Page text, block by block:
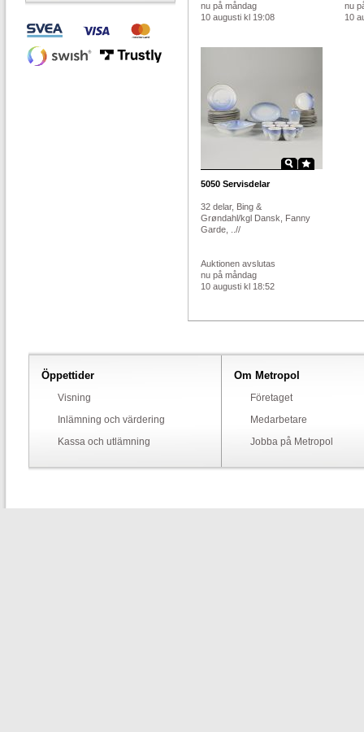
nu på måndag
10 augusti kl 19:08
nu
10
5050 Servisdelar
32 delar, Bing &
Grøndahl/kgl Dansk, Fanny
Garde, ..//
Auktionen avslutas
nu på måndag
10 augusti kl 18:52
Öppettider
Visning
Inlämning och värdering
Kassa och utlämning
Om Metropol
Företaget
Medarbetare
Jobba på Metropol